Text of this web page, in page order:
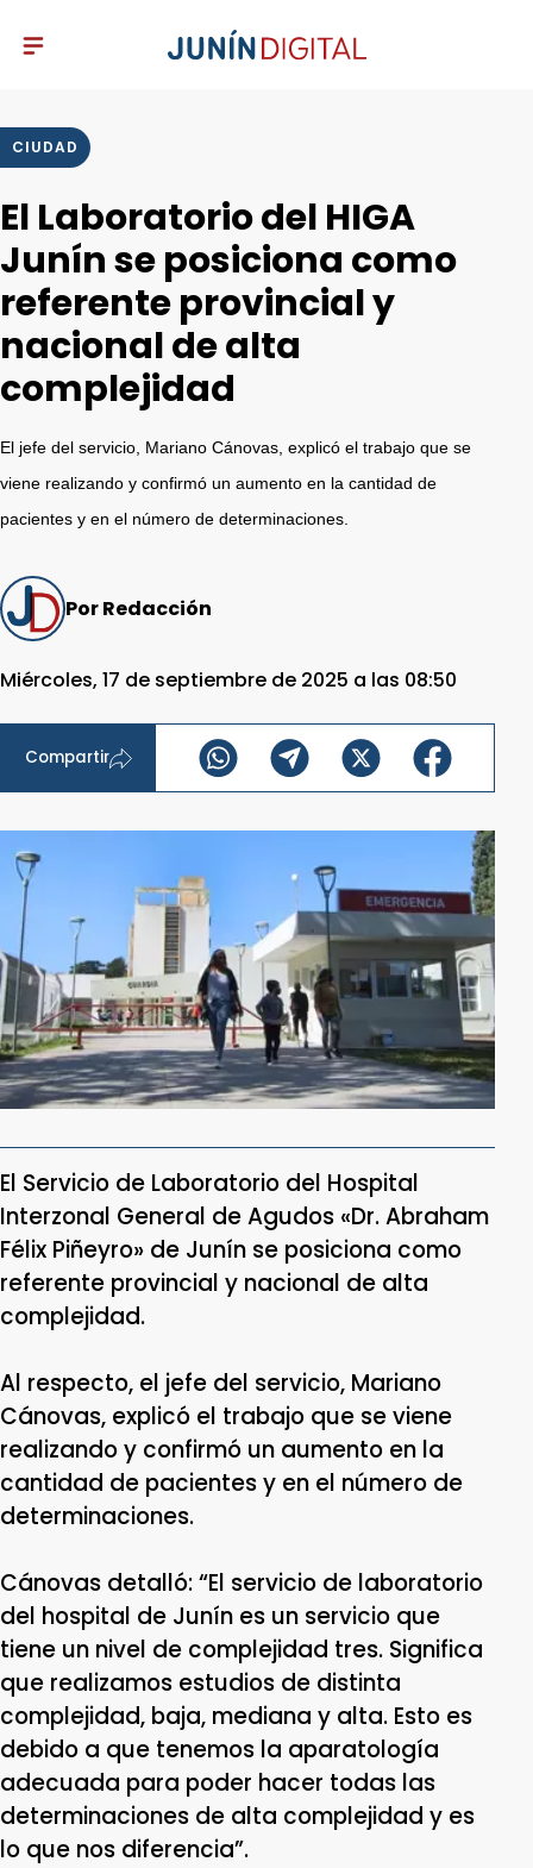
CIUDAD
El Laboratorio del HIGA
Junín se posiciona como
referente provincial y
nacional de alta
complejidad
El jefe del servicio, Mariano Cánovas, explicó el trabajo que se
viene realizando y confirmó un aumento en la cantidad de
pacientes y en el número de determinaciones.
Por Redacción
Miércoles, 17 de septiembre de 2025 a las 08:50
Compartir
El Servicio de Laboratorio del Hospital
Interzonal General de Agudos «Dr. Abraham
Félix Piñeyro» de Junín se posiciona como
referente provincial y nacional de alta
complejidad.
Al respecto, el jefe del servicio, Mariano
Cánovas, explicó el trabajo que se viene
realizando y confirmó un aumento en la
cantidad de pacientes y en el número de
determinaciones.
Cánovas detalló: “El servicio de laboratorio
del hospital de Junín es un servicio que
tiene un nivel de complejidad tres. Significa
que realizamos estudios de distinta
complejidad, baja, mediana y alta. Esto es
debido a que tenemos la aparatología
adecuada para poder hacer todas las
determinaciones de alta complejidad y es
lo que nos diferencia”.